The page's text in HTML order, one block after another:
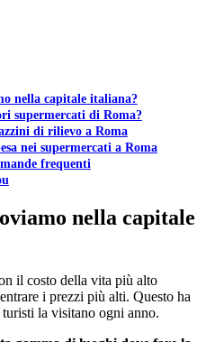
nella capitale italiana?
supermercati di Roma?
di rilievo a Roma
nei supermercati a Roma
frequenti
nella capitale
il costo della vita più alto
i prezzi più alti. Questo ha
la visitano ogni anno.